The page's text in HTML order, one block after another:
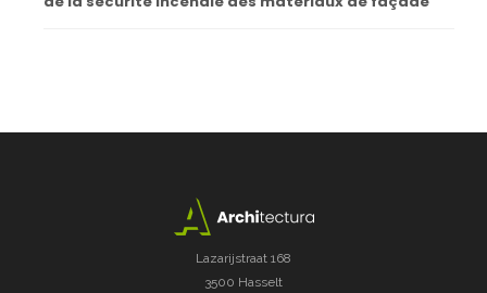
Lazarijstraat 168
3500 Hasselt